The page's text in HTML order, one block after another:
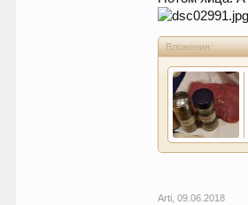
Вложения:
Arti 09.06.2018